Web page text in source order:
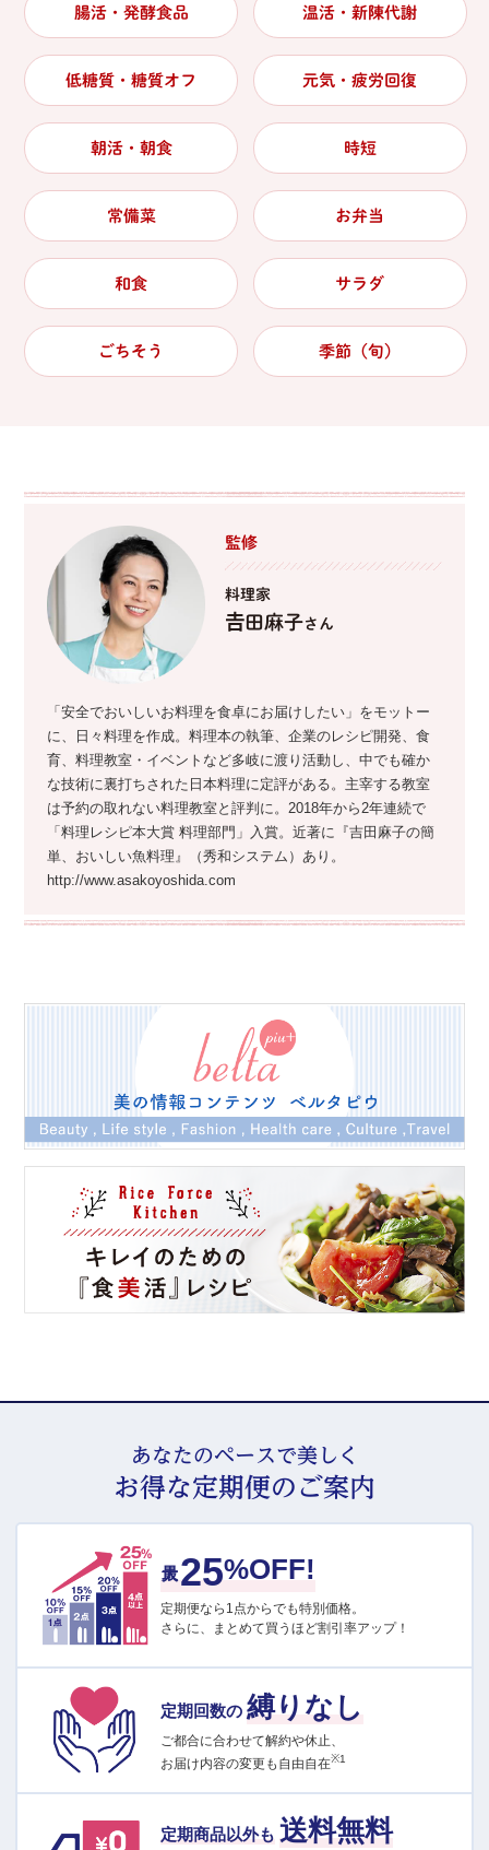
腸活・発酵食品 温活・新陳代謝
低糖質・糖質オフ 元気・疲労回復
朝活・朝食 時短
常備菜 お弁当
和食 サラダ
ごちそう 季節（旬）
監修
料理家
𠮷田麻子さん
「安全でおいしいお料理を食卓にお届けしたい」をモットー
に、日々料理を作成。料理本の執筆、企業のレシピ開発、食
育、料理教室・イベントなど多岐に渡り活動し、中でも確か
な技術に裏打ちされた日本料理に定評がある。主宰する教室
は予約の取れない料理教室と評判に。2018年から2年連続で
「料理レシピ本大賞 料理部門」入賞。近著に『吉田麻子の簡
単、おいしい魚料理』（秀和システム）あり。
http://www.asakoyoshida.com
あなたのペースで美しく
お得な定期便のご案内
25%OFF!
定期便なら1点からでも特別価格。
さらに、まとめて買うほど割引率アップ！
定期回数の 縛りなし
ご都合に合わせて解約や休止、
お届け内容の変更も自由自在※1
定期商品以外も 送料無料